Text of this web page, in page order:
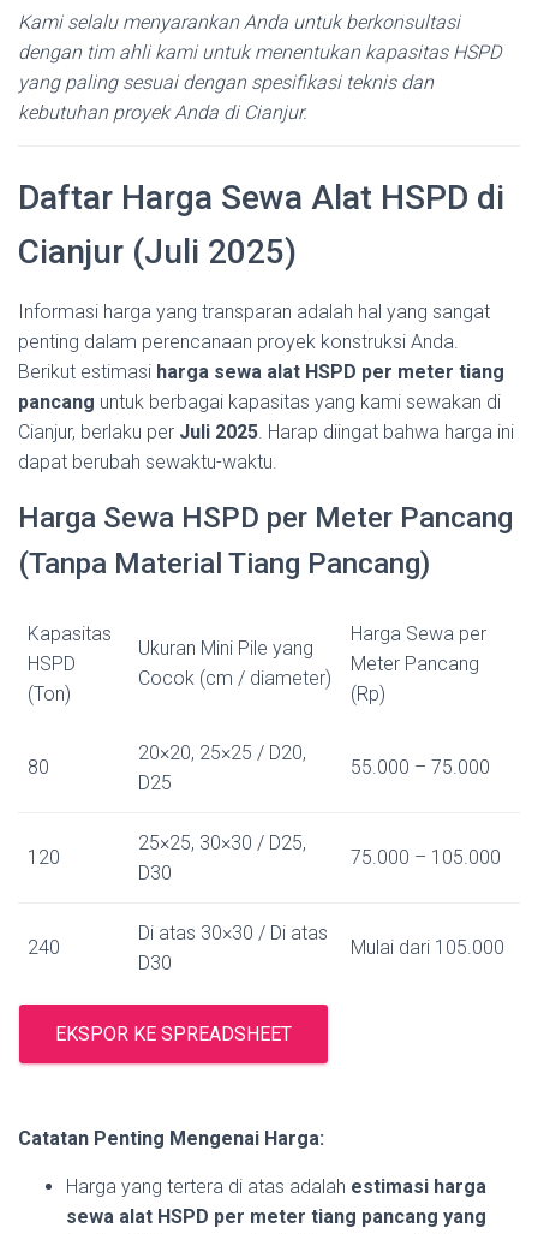
Kami selalu menyarankan Anda untuk berkonsultasi
dengan tim ahli kami untuk menentukan kapasitas HSPD
yang paling sesuai dengan spesifikasi teknis dan
kebutuhan proyek Anda di Cianjur.
Daftar Harga Sewa Alat HSPD di
Cianjur (Juli 2025)
Informasi harga yang transparan adalah hal yang sangat
penting dalam perencanaan proyek konstruksi Anda.
Berikut estimasi harga sewa alat HSPD per meter tiang
pancang untuk berbagai kapasitas yang kami sewakan di
Cianjur, berlaku per Juli 2025. Harap diingat bahwa harga ini
dapat berubah sewaktu-waktu.
Harga Sewa HSPD per Meter Pancang
(Tanpa Material Tiang Pancang)
Kapasitas
HSPD
(Ton)
Ukuran Mini Pile yang
Cocok (cm / diameter)
Harga Sewa per
Meter Pancang
(Rp)
80
20×20, 25×25 / D20,
D25
55.000 – 75.000
120
25×25, 30×30 / D25,
D30
75.000 – 105.000
240
Di atas 30×30 / Di atas
D30
Mulai dari 105.000
EKSPOR KE SPREADSHEET
Catatan Penting Mengenai Harga:
Harga yang tertera di atas adalah estimasi harga
sewa alat HSPD per meter tiang pancang yang